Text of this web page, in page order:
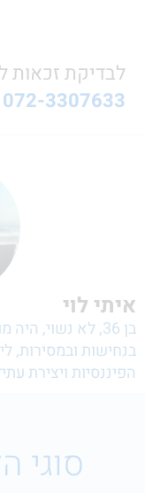
לבדיקת זכאות
072-3307633
איתי לוי
בן 36, לא נשוי,
בנחישות ובמסירות,
הפיננסיות ויצירת
סוגי